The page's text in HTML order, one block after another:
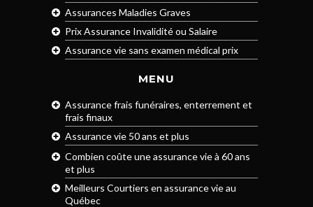
Assurances Maladies Graves
Prix Assurance Invalidité ou Salaire
Assurance vie sans examen médical prix
MENU
Assurance frais funéraires, enterrement et
frais finaux
Assurance vie 50 ans et plus
Combien coûte une assurance vie à 60 ans
et plus
Meilleurs Courtiers en assurance vie au
Québec